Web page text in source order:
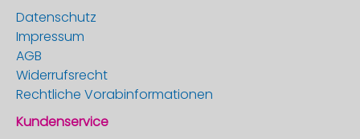
Datenschutz
Impressum
AGB
Widerrufsrecht
Rechtliche Vorabinformationen
Kundenservice